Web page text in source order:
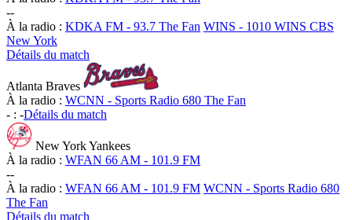
--
À la radio : KDKA FM - 93.7 The Fan WINS - 1010 WINS CBS
New York
Détails du match
Atlanta Braves
À la radio : WCNN - Sports Radio 680 The Fan
- : -Détails du match
New York Yankees
À la radio : WFAN 66 AM - 101.9 FM
--
À la radio : WFAN 66 AM - 101.9 FM WCNN - Sports Radio 680
The Fan
Détails du match